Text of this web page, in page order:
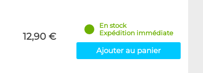
12,90 €
En stock
Expédition immédiate
Ajouter au panier